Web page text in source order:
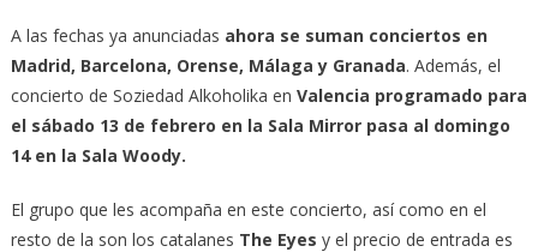
A las fechas ya anunciadas ahora se suman conciertos en
Madrid, Barcelona, Orense, Málaga y Granada. Además, el
concierto de Soziedad Alkoholika en Valencia programado para
el sábado 13 de febrero en la Sala Mirror pasa al domingo
14 en la Sala Woody.
El grupo que les acompaña en este concierto, así como en el
resto de la son los catalanes The Eyes y el precio de entrada es